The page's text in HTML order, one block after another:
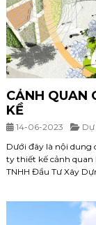
CẢNH QUAN
KỀ
14-06-2023
Dưới đây là nội dung
ty thiết kế cảnh quan
TNHH Đầu Tư Xây